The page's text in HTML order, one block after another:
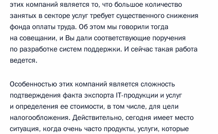
этих компаний является то, что большое количество
занятых в секторе услуг требует существенного снижения
фонда оплаты труда. Об этом мы говорили тогда
на совещании, и Вы дали соответствующие поручения
по разработке систем поддержки. И сейчас такая работа
ведется.
Особенностью этих компаний является сложность
подтверждения факта экспорта IT-продукции и услуг
и определения ее стоимости, в том числе, для цели
налогообложения. Действительно, сегодня имеет место
ситуация, когда очень часто продукты, услуги, которые